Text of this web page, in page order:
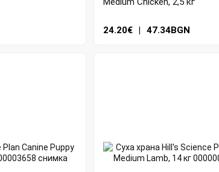
24.20€ | 47.34BGN